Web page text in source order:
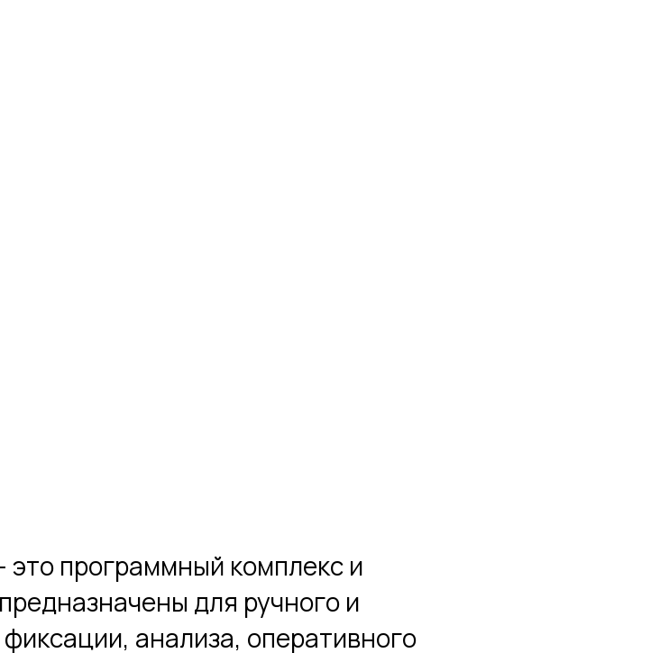
программный комплекс и
для ручного и
анализа, оперативного